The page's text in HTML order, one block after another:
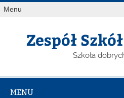
Menu
Zespół
Szkoła
MENU